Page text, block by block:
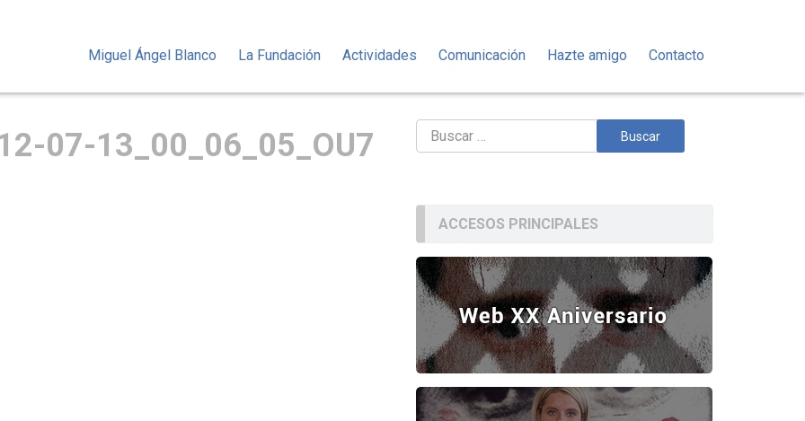
Miguel Ángel Blanco La Fundación Actividades Comunicación Hazte amigo Contacto
07-13_00_06_05_OU7 Buscar:
ACCESOS PRINCIPALES